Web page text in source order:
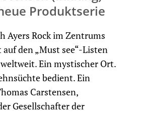
Produktserie
Ayers Rock im Zentrums
den „Must see“-Listen
Ein mystischer Ort.
bedient. Ein
Carstensen,
Gesellschafter der